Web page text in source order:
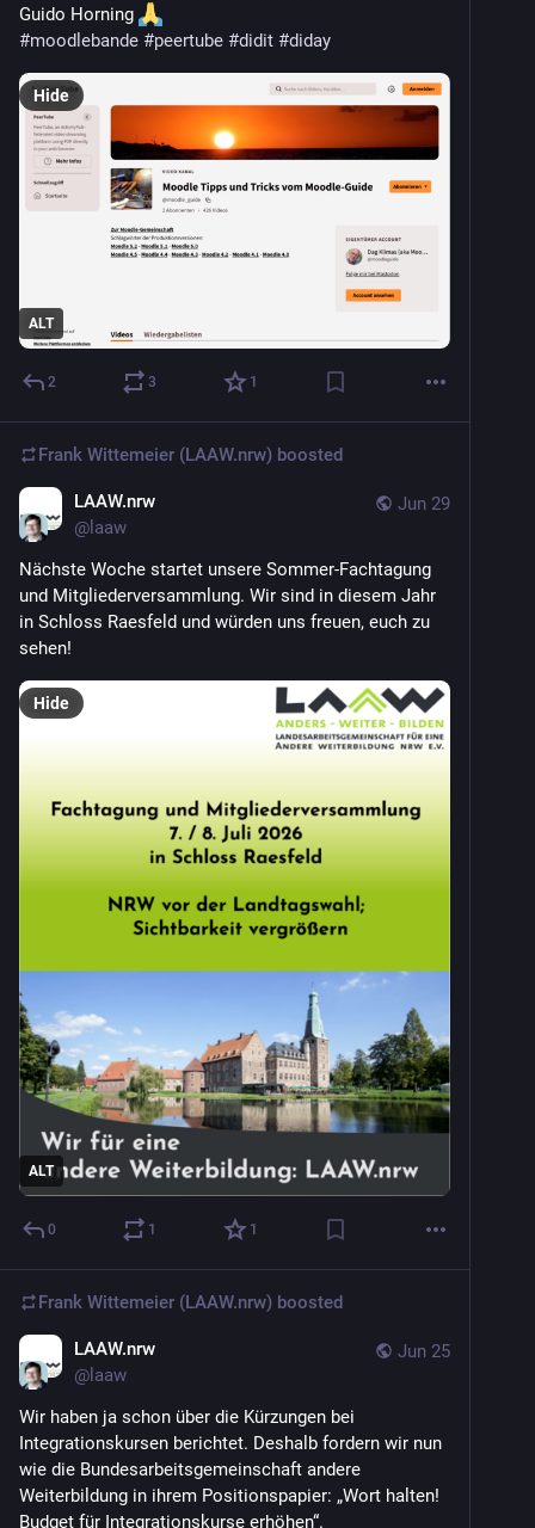
Guido Horning
#moodlebande #peertube #didit #diday
ALT
Hide
2 3 1
Frank Wittemeier (LAAW.nrw) boosted
Jun 29
LAAW.nrw
@ laaw
Nächste Woche startet unsere Sommer-Fachtagung
und Mitgliederversammlung. Wir sind in diesem Jahr
in Schloss Raesfeld und würden uns freuen, euch zu
sehen!
ALT
Hide
0 1 1
Frank Wittemeier (LAAW.nrw) boosted
Jun 25
LAAW.nrw
@ laaw
Wir haben ja schon über die Kürzungen bei
Integrationskursen berichtet. Deshalb fordern wir nun
wie die Bundesarbeitsgemeinschaft andere
Weiterbildung in ihrem Positionspapier: „Wort halten!
Budget für Integrationskurse erhöhen“.